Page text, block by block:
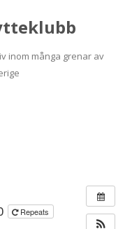
inom många grenar av
Repeats